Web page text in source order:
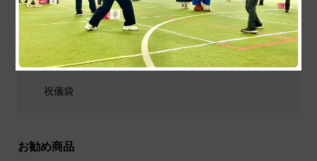
ポチ袋
和小物
祝儀袋
お勧め商品